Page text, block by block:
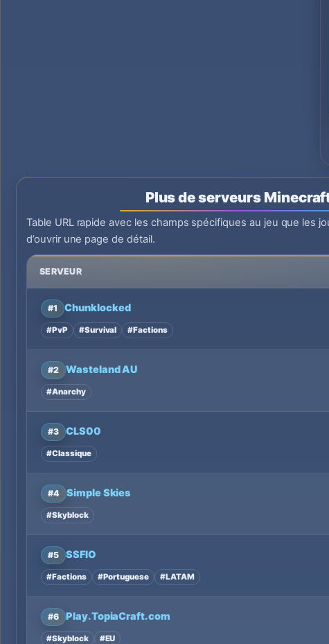
Plus de serveurs
Table URL rapide avec les champs spécifiques au jeu que les
d’ouvrir une page de détail.
SERVEUR
#1 Chunklocked
#PvP #Survival #Factions
#2 Wasteland AU
#Anarchy
#3 CLS00
#Classique
#4 Simple Skies
#Skyblock
#5 SSFIO
#Factions #Portuguese #LATAM
#6 Play.TopiaCraft.com
#Skyblock #EU